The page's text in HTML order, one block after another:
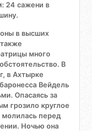
24 сажени в
в высших
много
В
в Ахтырке
Вейдель
Опасаясь за
грозило круглое
молилась перед
Ночью она